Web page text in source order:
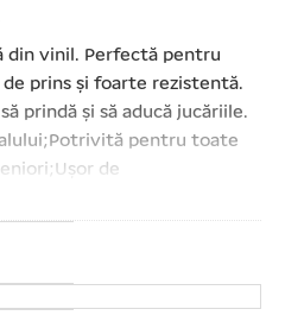
din vinil. Perfectă pentru
prins și foarte rezistentă.
prindă și să aducă jucăriile.
pentru toate
de
Ca în cazul oricărui alt
supravegheați animalul de
Verificați produsul în mod
în care este deteriorat sau îi
o eventuală rănire a